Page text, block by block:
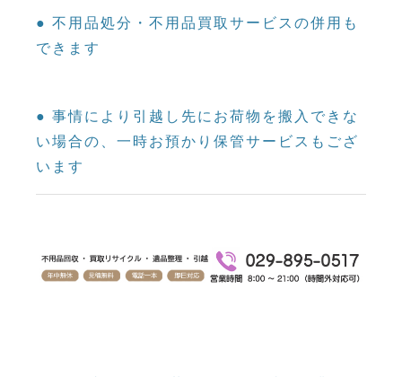
● 不用品処分・不用品買取サービスの併用も
できます
● 事情により引越し先にお荷物を搬入できな
い場合の、一時お預かり保管サービスもござ
います